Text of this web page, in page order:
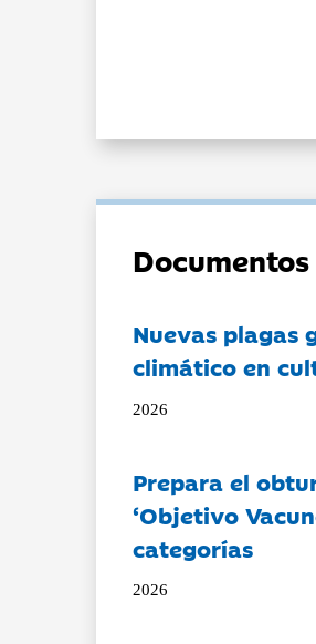
Nuevas plagas
climático en
2026
Prepara el
‘Objetivo
categorías
2026